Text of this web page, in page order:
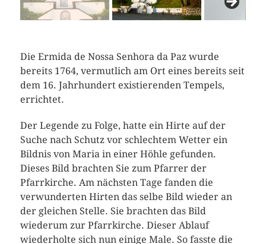
Die Ermida de Nossa Senhora da Paz wurde
bereits 1764, vermutlich am Ort eines bereits seit
dem 16. Jahrhundert existierenden Tempels,
errichtet.
Der Legende zu Folge, hatte ein Hirte auf der
Suche nach Schutz vor schlechtem Wetter ein
Bildnis von Maria in einer Höhle gefunden.
Dieses Bild brachten Sie zum Pfarrer der
Pfarrkirche. Am nächsten Tage fanden die
verwunderten Hirten das selbe Bild wieder an
der gleichen Stelle. Sie brachten das Bild
wiederum zur Pfarrkirche. Dieser Ablauf
wiederholte sich nun einige Male. So fasste die